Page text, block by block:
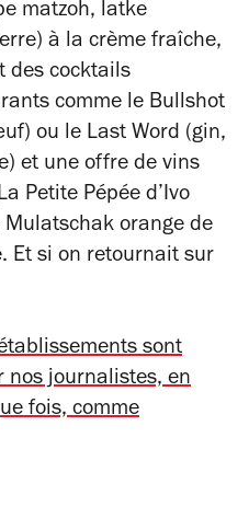
matzoh, latke
à la crème fraîche,
des cocktails
comme le Bullshot
ou le Last Word (gin,
et une offre de vins
Petite Pépée d’Ivo
orange de
Et si on retournait sur
sont
nos journalistes, en
fois, comme